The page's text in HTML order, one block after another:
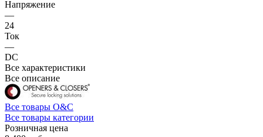
Напряжение
—
24
Ток
—
DC
Все характеристики
Все описание
Все товары O&C
Все товары категории
Розничная цена